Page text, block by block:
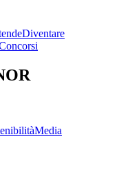
Diventare
Media